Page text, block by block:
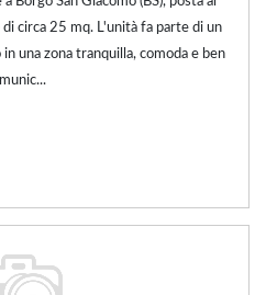
circa 25 mq. L'unità fa parte di un
una zona tranquilla, comoda e ben